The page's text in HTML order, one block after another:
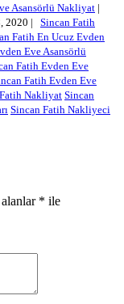
Asansörlü Nakliyat |
2020 |
Sincan Fatih
Fatih En Ucuz Evden
Eve Asansörlü
Fatih Evden Eve
Fatih Evden Eve
Nakliyat Sincan
Sincan Fatih Nakliyeci
* ile